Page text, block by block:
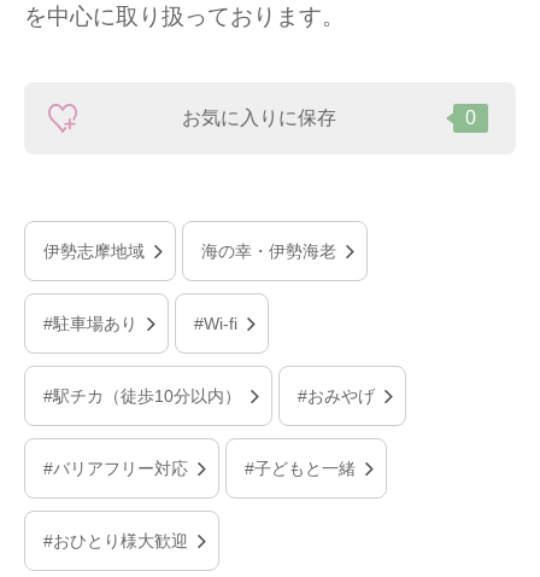
を中心に取り扱っております。
お気に入りに保存 0
伊勢志摩地域 海の幸・伊勢海老
#駐車場あり #Wi-fi
#駅チカ（徒歩10分以内） #おみやげ
#バリアフリー対応 #子どもと一緒
#おひとり様大歓迎